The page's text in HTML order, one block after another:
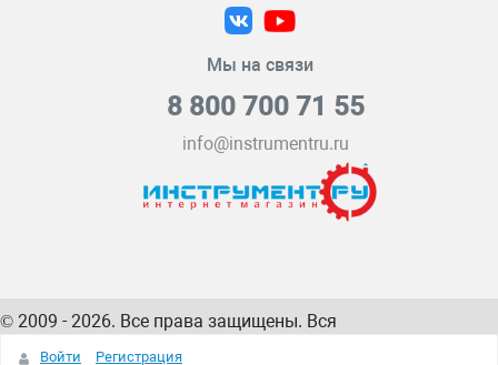
Мы на связи
8 800 700 71 55
info@instrumentru.ru
© 2009 - 2026. Все права защищены. Вся
информация на сайте – собственность
Войти Регистрация